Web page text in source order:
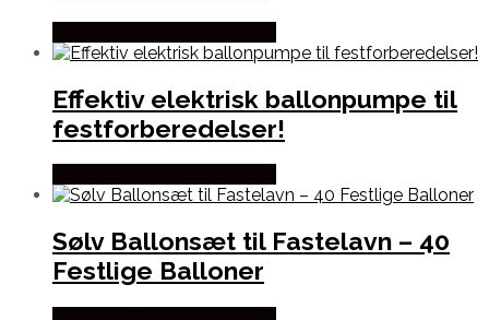
Effektiv elektrisk ballonpumpe til
festforberedelser!
Sølv Ballonsæt til Fastelavn – 40
Festlige Balloner